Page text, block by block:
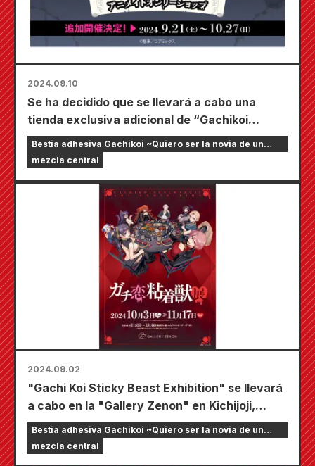
2024.09.10
Se ha decidido que se llevará a cabo una
tienda exclusiva adicional de “Gachikoi
Adhesive Beast”. Los productos que utilizan
ilustraciones originales del autor Seira se
venderán en 4 tiendas Animate en todo el
Bestia adhesiva Gachikoi ~Quiero ser la novia de un
streamer en línea~
mezcla central
2024.09.02
"Gachi Koi Sticky Beast Exhibition" se llevará
a cabo en la "Gallery Zenon" en Kichijoji,
Tokio a partir del 3 de octubre (jueves). Se
reunirán un total de 8 "bestias" alrededor de
una mesa redonda. Se lanzarán ilustraciones
Bestia adhesiva Gachikoi ~Quiero ser la novia de un
streamer en línea~
mezcla central